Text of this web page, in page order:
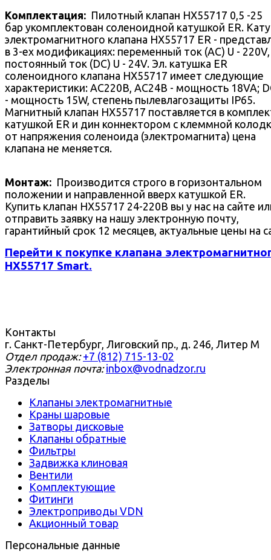
Комплектация: Пилотный клапан HX55717 0,5 -25
бар укомплектован соленоидной катушкой ER.
электромагнитного клапана HX55717 ER -
в 3-ех модификациях: переменный ток (AC) U -
постоянный ток (DC) U - 24V. Эл. катушка ER
соленоидного клапана HX55717 имеет следующие
характеристики: AC220В, AC24В - мощность 18VA;
- мощность 15W, степень пылевлагозащиты IP65.
Магнитный клапан HX55717 поставляется в
катушкой ER и дин коннектором с клеммной
от напряжения соленоида (электромагнита) цена
клапана не меняется.
Монтаж: Производится строго в горизонтальном
положении и направленной вверх катушкой ER.
Купить клапан HX55717 24-220В вы у нас на сайте
отправить заявку на нашу электронную почту,
гарантийный срок 12 месяцев, актуальные цены на
Перейти к покупке клапана
HX55717 Smart.
Контакты
г. Санкт-Петербург, Лиговский пр., д. 246, Литер М
Отдел продаж: +7 (812) 715-13-02
Электронная почта: inbox@vodnadzor.ru
Разделы
Клапаны электромагнитные
Краны шаровые
Затворы дисковые
Клапаны обратные
Фильтры
Задвижка клиновая
Вентили
Комплектующие
Фитинги
Электроприводы VDN
Акционный товар
Персональные данные